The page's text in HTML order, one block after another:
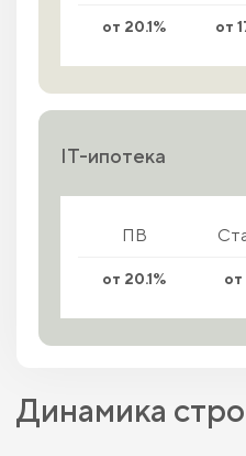
от 20.1% от
IT-ипотека
ПВ
от 20.1% от
Динамика